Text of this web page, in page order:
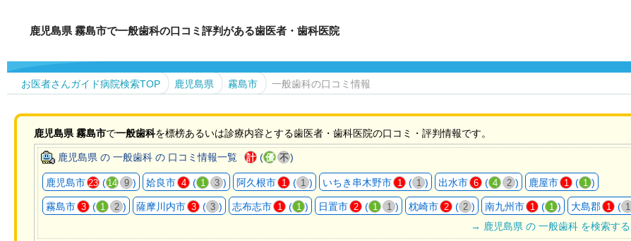
鹿児島県 霧島市で一般歯科の口コミ評判がある歯医者・歯科医院
お医者さんガイド病院検索TOP 鹿児島県 霧島市 一般歯科の口コミ情報
鹿児島県 霧島市で一般歯科を標榜あるいは診療内容とする歯医者・歯科医院の口コミ・評判情報です。
鹿児島県 の 一般歯科 の 口コミ情報一覧 計 (優 不)
鹿児島市 23 (14 9 ) 姶良市 4 ( 1 3 ) 阿久根市 1 ( 1 ) いちき串木野市 1 ( 1 ) 出水市 6 ( 4 2 ) 鹿屋市 1 ( 1 )
霧島市 3 ( 1 2 ) 薩摩川内市 3 ( 3 ) 志布志市 1 ( 1 ) 日置市 2 ( 1 1 ) 枕崎市 2 ( 2 ) 南九州市 1 ( 1 ) 大島郡 1 ( 1
→ 鹿児島県 の 一般歯科 を検索する